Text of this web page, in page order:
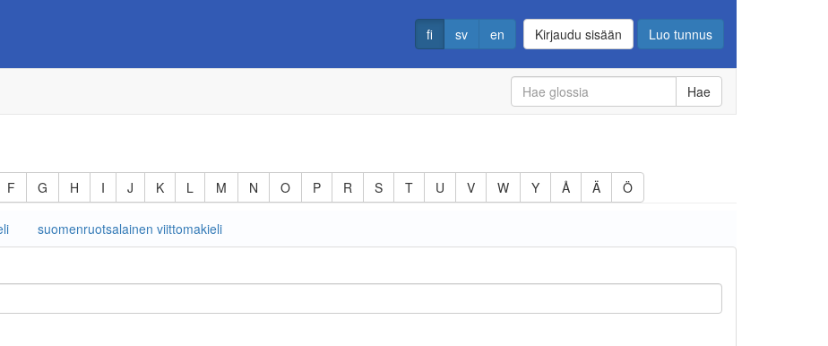
fi sv en Kirjaudu sisään Luo tunnus
Hae
F G H I J K L M N O P R S T U V W Y Å Ä Ö
suomenruotsalainen viittomakieli